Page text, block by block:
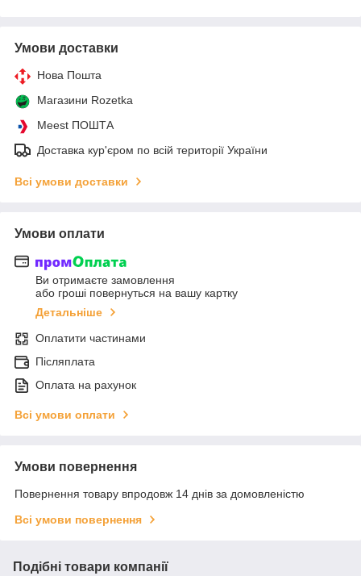
Умови доставки
Нова Пошта
Магазини Rozetka
Meest ПОШТА
Доставка кур'єром по всій території України
Всі умови доставки
Умови оплати
Ви отримаєте замовлення
або гроші повернуться на вашу картку
Детальніше
Оплатити частинами
Післяплата
Оплата на рахунок
Всі умови оплати
Умови повернення
Повернення товару впродовж 14 днів за домовленістю
Всі умови повернення
Подібні товари компанії